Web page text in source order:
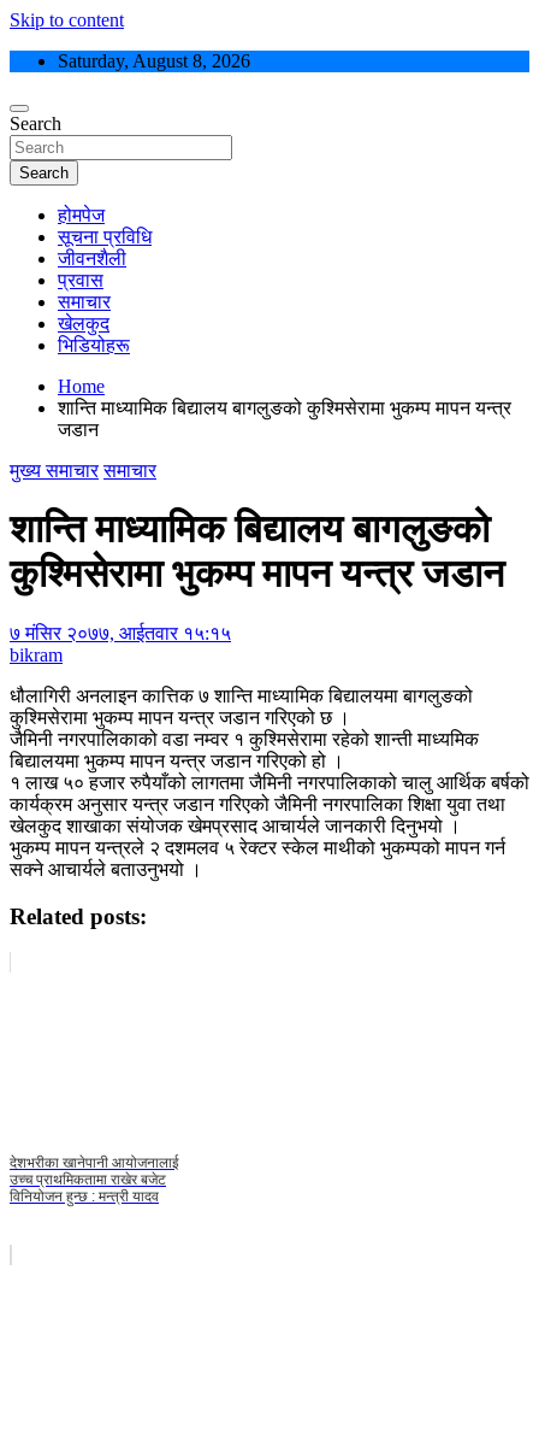
Skip to content
Saturday, August 8, 2026
Search
Search
होमपेज
सूचना प्रविधि
जीवनशैली
प्रवास
समाचार
खेलकुद
भिडियोहरू
Home
शान्ति माध्यामिक बिद्यालय बागलुङको कुश्मिसेरामा भुकम्प मापन यन्त्र
जडान
मुख्य समाचार समाचार
शान्ति माध्यामिक बिद्यालय बागलुङको
कुश्मिसेरामा भुकम्प मापन यन्त्र जडान
७ मंसिर २०७७, आईतवार १५:१५
bikram
धौलागिरी अनलाइन कात्तिक ७ शान्ति माध्यामिक बिद्यालयमा बागलुङको
कुश्मिसेरामा भुकम्प मापन यन्त्र जडान गरिएको छ ।
जैमिनी नगरपालिकाको वडा नम्वर १ कुश्मिसेरामा रहेको शान्ती माध्यमिक
बिद्यालयमा भुकम्प मापन यन्त्र जडान गरिएको हो ।
१ लाख ५० हजार रुपैयाँको लागतमा जैमिनी नगरपालिकाको चालु आर्थिक बर्षको
कार्यक्रम अनुसार यन्त्र जडान गरिएको जैमिनी नगरपालिका शिक्षा युवा तथा
खेलकुद शाखाका संयोजक खेमप्रसाद आचार्यले जानकारी दिनुभयो ।
भुकम्प मापन यन्त्रले २ दशमलव ५ रेक्टर स्केल माथीको भुकम्पको मापन गर्न
सक्ने आचार्यले बताउनुभयो ।
Related posts:
देशभरीका खानेपानी आयोजनालाई
उच्च प्राथमिकतामा राखेर बजेट
विनियोजन हुन्छ : मन्त्री यादव